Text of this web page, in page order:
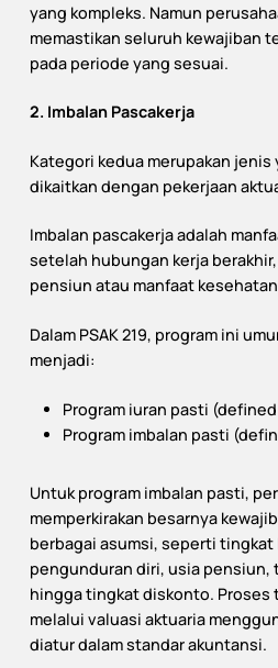
yang kompleks. Namun
memastikan seluruh kewajiban
pada periode yang sesuai.
2. Imbalan Pascakerja
Kategori kedua merupakan
dikaitkan dengan pekerjaan
Imbalan pascakerja adalah
setelah hubungan kerja
pensiun atau manfaat
Dalam PSAK 219, program ini
menjadi:
Program iuran pasti
Program imbalan pasti
Untuk program imbalan pasti,
memperkirakan besarnya
berbagai asumsi, seperti
pengunduran diri, usia pensiun,
hingga tingkat diskonto. Proses
melalui valuasi aktuaria
diatur dalam standar akuntansi.